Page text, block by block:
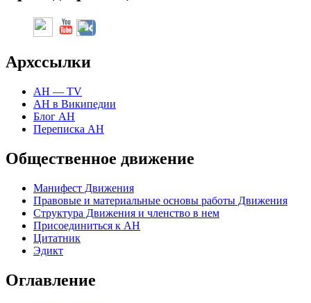
Архссылки
АН — TV
АН в Википедии
Блог АН
Переписка АН
Общественное движение
Манифест Движения
Правовые и материальные основы работы Движения
Структура Движения и членство в нем
Присоединиться к АН
Цитатник
Эдикт
Оглавление